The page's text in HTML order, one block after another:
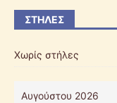
ΣΤΉΛΕΣ
Χωρίς στήλες
Αυγούστου 2026